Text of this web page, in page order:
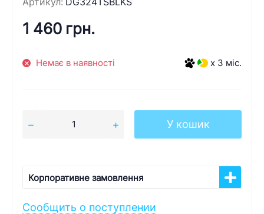
1 460 грн.
Немає в наявності x 3 міс.
У кошик
Корпоративне замовлення
Сообщить о поступлении